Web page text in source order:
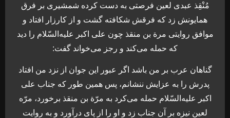
مُنْقِذ عبدی لعین فرصتی به دست کرده شمشیری بر فرق
همایونش زد که فرقش شکافته گشت و از کارزار افتاد و
موافق روایتی مرة بن منقذ چون علی اکبر علیه‌السّلام را دید
که حمله می‌کند و رجز می‌خواند گفت:
گناهان عرب بر من باشد اگر عبور این جوان از نزد من افتاد
پدرش را به عزایش ننشانم، پس همین طور که جناب علی
اکبر علیه‌السّلام حمله می‌کرد به مرّة بن منقذ برخورد، مرّه
لعین نیزه بر آن جناب زد و او را از پای درآورد و به روایت